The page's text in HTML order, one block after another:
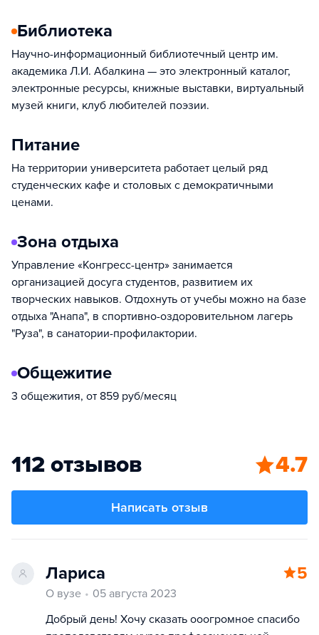
Библиотека
Научно-информационный библиотечный центр им.
академика Л.И. Абалкина — это электронный каталог,
электронные ресурсы, книжные выставки, виртуальный
музей книги, клуб любителей поэзии.
Питание
На территории университета работает целый ряд
студенческих кафе и столовых с демократичными
ценами.
Зона отдыха
Управление «Конгресс-центр» занимается
организацией досуга студентов, развитием их
творческих навыков. Отдохнуть от учебы можно на базе
отдыха "Анапа", в спортивно-оздоровительном лагерь
"Руза", в санатории-профилактории.
Общежитие
3 общежития, от 859 руб/месяц
112 отзывов 4.7
Написать отзыв
Лариса 5
О вузе
05 августа 2023
Добрый день! Хочу сказать ооогромное спасибо